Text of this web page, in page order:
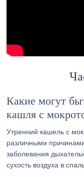
Какие могут
кашля с
Утренний кашель с
различными
заболевания
сухость воздуха в